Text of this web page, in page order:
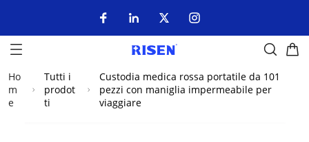
Ho
m
e
Tutti i
prodot
ti
Custodia medica rossa portatile da 101
pezzi con maniglia impermeabile per
viaggiare